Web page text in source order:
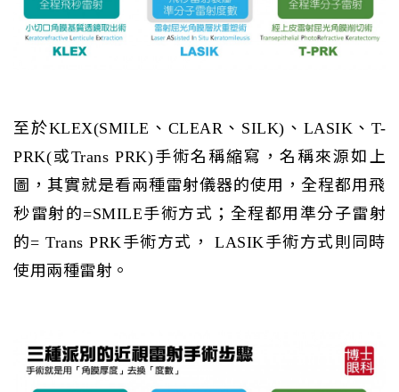
至於KLEX(SMILE、CLEAR、SILK)、LASIK、T-
PRK(或Trans PRK)手術名稱縮寫，名稱來源如上
圖，其實就是看兩種雷射儀器的使用，全程都用飛
秒雷射的=SMILE手術方式；全程都用準分子雷射
的= Trans PRK手術方式， LASIK手術方式則同時
使用兩種雷射。